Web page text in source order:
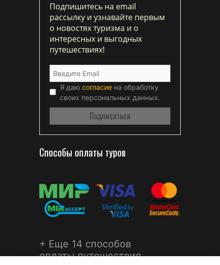
Подпишитесь на email
рассылку и узнавайте первым
о новостях туризма и о
интересных и выгодных
путешествиях!
Я даю согласие на обработку
своих персональных данных.
Способы оплаты туров
+ Еще 14 способов
оплаты путешествия